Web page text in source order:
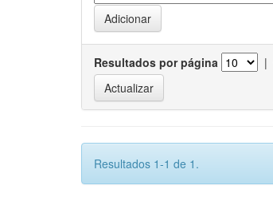
Resultados por página |
Resultados 1-1 de 1.